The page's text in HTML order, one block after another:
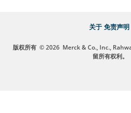
关于 免责声明
版权所有 © 2026 Merck & Co., Inc.,
留所有权利。